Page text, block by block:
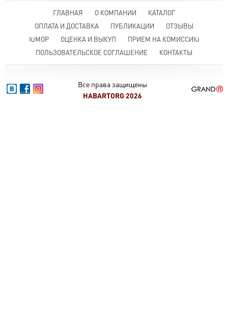
ГЛАВНАЯ О КОМПАНИИ
КАТАЛОГ
ОПЛАТА И ДОСТАВКА
ПУБЛИКАЦИИ
ОТЗЫВЫ
ЮМОР
ОЦЕНКА И ВЫКУП
ПРИЕМ НА КОМИССИЮ
ПОЛЬЗОВАТЕЛЬСКОЕ СОГЛАШЕНИЕ
КОНТАКТЫ
Все права защищены
HABARTORG 2026